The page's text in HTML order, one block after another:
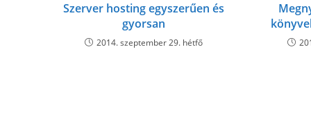
Szerver hosting egyszerűen és
gyorsan
2014. szeptember 29. hétfő